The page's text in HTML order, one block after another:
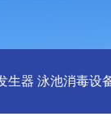
生器 泳池消毒设